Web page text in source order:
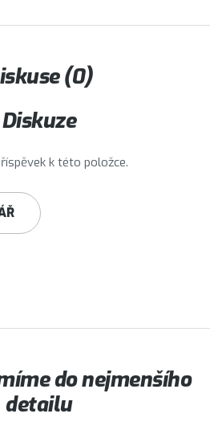
(0)
Diskuze
k této položce.
do nejmenšího
detailu